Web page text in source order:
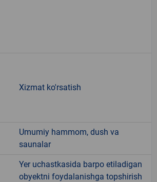
Xizmat ko'rsatish
Umumiy hammom, dush va
saunalar
Yer uchastkasida barpo etiladigan
obyektni foydalanishga topshirish